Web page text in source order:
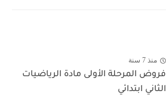
منذ 7 سنة
فروض المرحلة الأولى مادة الرياضيات
الثاني ابتدائي